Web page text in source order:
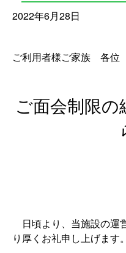
2022年6月28日
ご利用者様ご家族 各位
ご面会制限
日頃より、当施設の運
り厚くお礼申し上げます。